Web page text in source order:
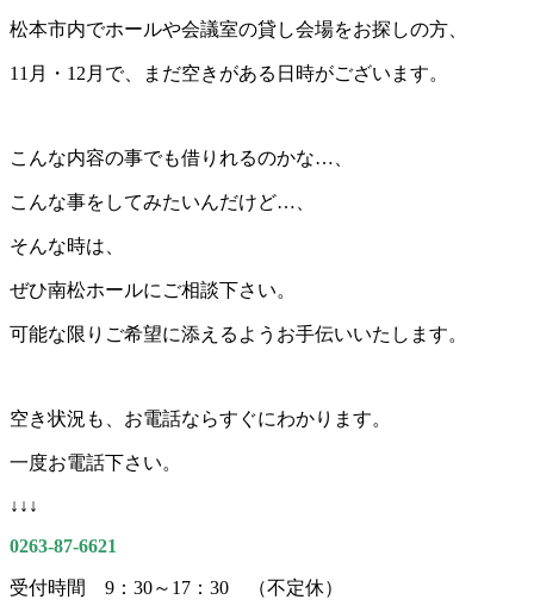
松本市内でホールや会議室の貸し会場をお探しの方、
11月・12月で、まだ空きがある日時がございます。
こんな内容の事でも借りれるのかな…、
こんな事をしてみたいんだけど…、
そんな時は、
ぜひ南松ホールにご相談下さい。
可能な限りご希望に添えるようお手伝いいたします。
空き状況も、お電話ならすぐにわかります。
一度お電話下さい。
↓↓↓
0263-87-6621
受付時間 9：30～17：30 （不定休）